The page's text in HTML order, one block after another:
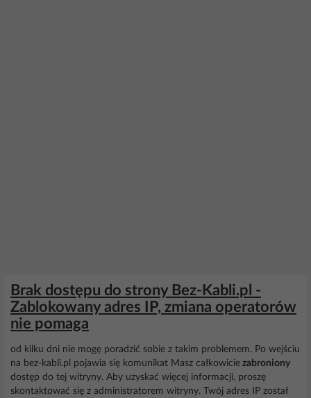
Brak dostępu do strony Bez-Kabli.pl -
Zablokowany adres IP, zmiana operatorów
nie pomaga
od kilku dni nie mogę poradzić sobie z takim problemem. Po wejściu
na bez-kabli.pl pojawia się komunikat Masz całkowicie zabroniony
dostęp do tej witryny. Aby uzyskać więcej informacji, proszę
skontaktować się z administratorem witryny. Twój adres IP został